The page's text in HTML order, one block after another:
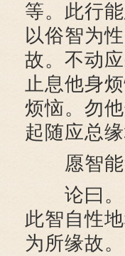
等。此行
以俗智为
故。不动
止息他身
烦恼。勿
起随应总
愿智能
论曰。
此智自性
为所缘故